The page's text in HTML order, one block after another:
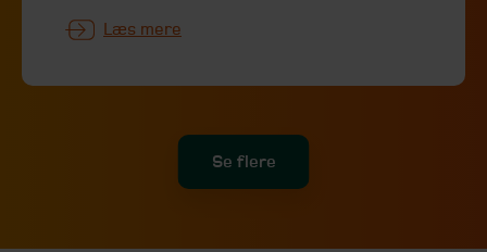
Læs mere
Se flere